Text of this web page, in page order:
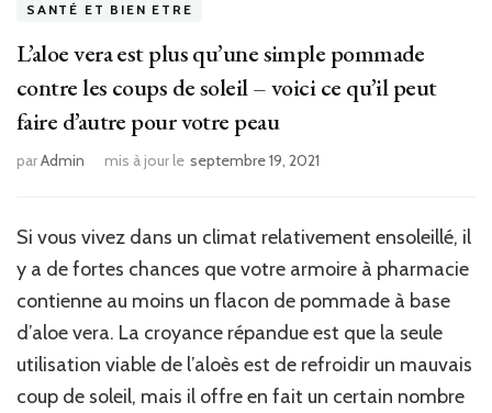
SANTÉ ET BIEN ETRE
L’aloe vera est plus qu’une simple pommade
contre les coups de soleil – voici ce qu’il peut
faire d’autre pour votre peau
parAdmin mis à jour le septembre 19, 2021
Si vous vivez dans un climat relativement ensoleillé, il
y a de fortes chances que votre armoire à pharmacie
contienne au moins un flacon de pommade à base
d’aloe vera. La croyance répandue est que la seule
utilisation viable de l’aloès est de refroidir un mauvais
coup de soleil, mais il offre en fait un certain nombre